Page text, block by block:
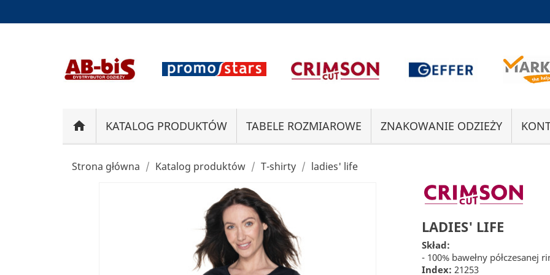
home KATALOG PRODUKTÓW TABELE ROZMIAROWE ZNAKOWANIE ODZIEŻY
Strona główna Katalog produktów T-shirty ladies' life
LADIES' LIFE
Skład:
- 100% bawełny półczesanej
Index: 21253